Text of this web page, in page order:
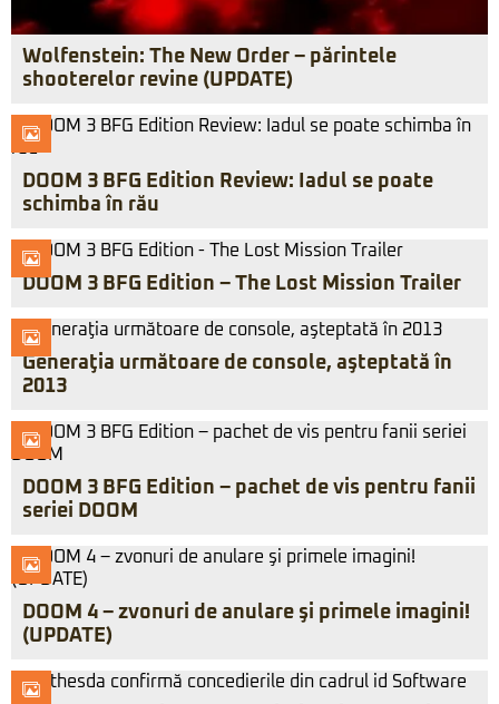
Wolfenstein: The New Order – părintele
shooterelor revine (UPDATE)
DOOM 3 BFG Edition Review: Iadul se poate
schimba în rău
DOOM 3 BFG Edition – The Lost Mission Trailer
Generaţia următoare de console, aşteptată în
2013
DOOM 3 BFG Edition – pachet de vis pentru fanii
seriei DOOM
DOOM 4 – zvonuri de anulare şi primele imagini!
(UPDATE)